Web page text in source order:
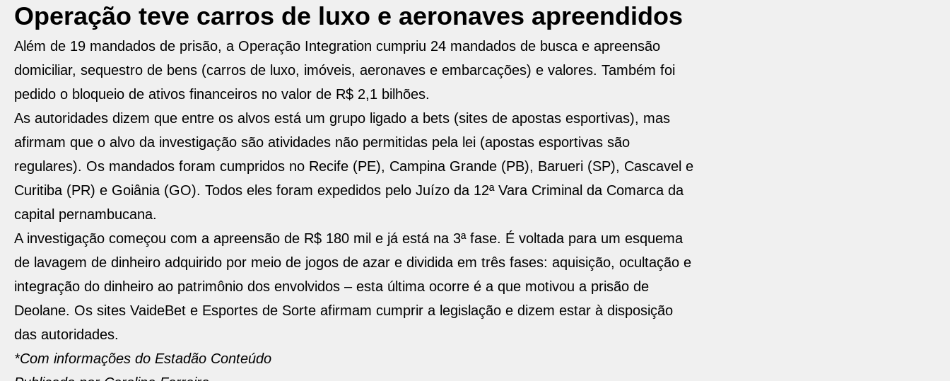
Operação teve carros de luxo e aeronaves apreendidos
Além de 19 mandados de prisão, a Operação Integration cumpriu 24 mandados de busca e apreensão
domiciliar, sequestro de bens (carros de luxo, imóveis, aeronaves e embarcações) e valores. Também foi
pedido o bloqueio de ativos financeiros no valor de R$ 2,1 bilhões.
As autoridades dizem que entre os alvos está um grupo ligado a bets (sites de apostas esportivas), mas
afirmam que o alvo da investigação são atividades não permitidas pela lei (apostas esportivas são
regulares). Os mandados foram cumpridos no Recife (PE), Campina Grande (PB), Barueri (SP), Cascavel e
Curitiba (PR) e Goiânia (GO). Todos eles foram expedidos pelo Juízo da 12ª Vara Criminal da Comarca da
capital pernambucana.
A investigação começou com a apreensão de R$ 180 mil e já está na 3ª fase. É voltada para um esquema
de lavagem de dinheiro adquirido por meio de jogos de azar e dividida em três fases: aquisição, ocultação e
integração do dinheiro ao patrimônio dos envolvidos – esta última ocorre é a que motivou a prisão de
Deolane. Os sites VaideBet e Esportes de Sorte afirmam cumprir a legislação e dizem estar à disposição
das autoridades.
*Com informações do Estadão Conteúdo